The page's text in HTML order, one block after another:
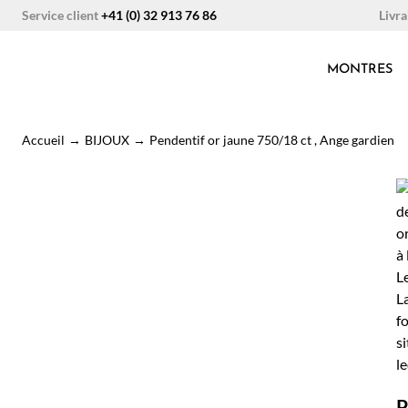
AllerService client+41 (0) 32 913 76 86
MONTRES
Accueil → BIJOUX → Pendentif or jaune 750/18 ct , Ange gardien